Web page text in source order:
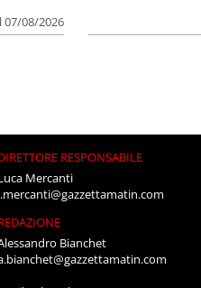
07/08/2026
RESPONSABILE
Mercanti
Bianchet